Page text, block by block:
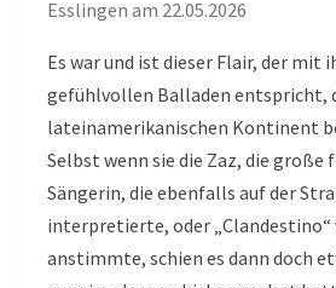
Esslingen am 22.05.2026
Es war und ist dieser Flair, der mit
gefühlvollen Balladen entspricht,
lateinamerikanischen Kontinent
Selbst wenn sie die Zaz, die große
Sängerin, die ebenfalls auf der
interpretierte, oder „Clandestino“
anstimmte, schien es dann doch